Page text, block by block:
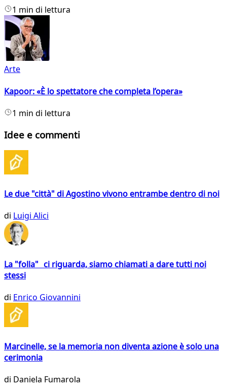
1 min di lettura
Arte
Kapoor: «È lo spettatore che completa l’opera»
1 min di lettura
Idee e commenti
Le due "città" di Agostino vivono entrambe dentro di noi
di Luigi Alici
La "folla" ci riguarda, siamo chiamati a dare tutti noi
stessi
di Enrico Giovannini
Marcinelle, se la memoria non diventa azione è solo una
cerimonia
di Daniela Fumarola